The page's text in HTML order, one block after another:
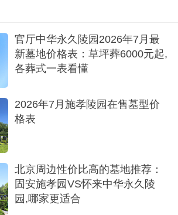
官厅中华永久陵园2026年7月最
新墓地价格表：草坪葬6000元起,
各葬式一表看懂
2026年7月施孝陵园在售墓型价
格表
北京周边性价比高的墓地推荐：
固安施孝园VS怀来中华永久陵
园,哪家更适合